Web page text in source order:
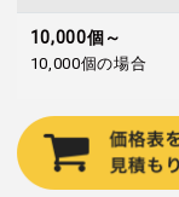
10,000個～
10,000個の場合